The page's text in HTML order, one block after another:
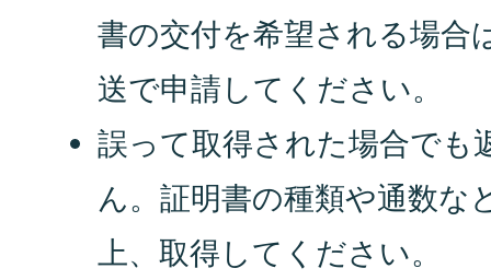
書の交付を希望される場合
送で申請してください。
誤って取得された場合でも
ん。証明書の種類や通数な
上、取得してください。